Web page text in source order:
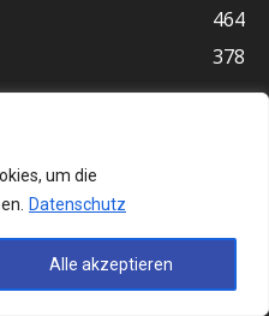
um die
Datenschutz
Alle akzeptieren
464
378